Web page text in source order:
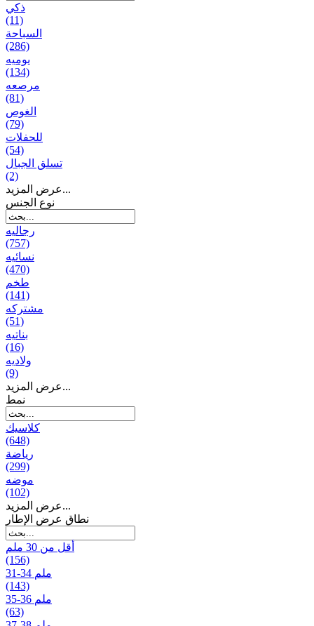
ذكي
(11)
السباحة
(286)
يومیه
(134)
مرصعه
(81)
الغوص
(79)
للحفلات
(54)
تسلق الجبال
(2)
عرض المزيد...
نوع الجنس
رجالیه
(757)
نسائیه
(470)
طخم
(141)
مشتركه
(51)
بناتیه
(16)
ولادیه
(9)
عرض المزيد...
نمط
كلاسيك
(648)
رياضة
(299)
موضه
(102)
عرض المزيد...
نطاق عرض الإطار
أقل من 30 ملم
(156)
31-34 ملم
(143)
35-36 ملم
(63)